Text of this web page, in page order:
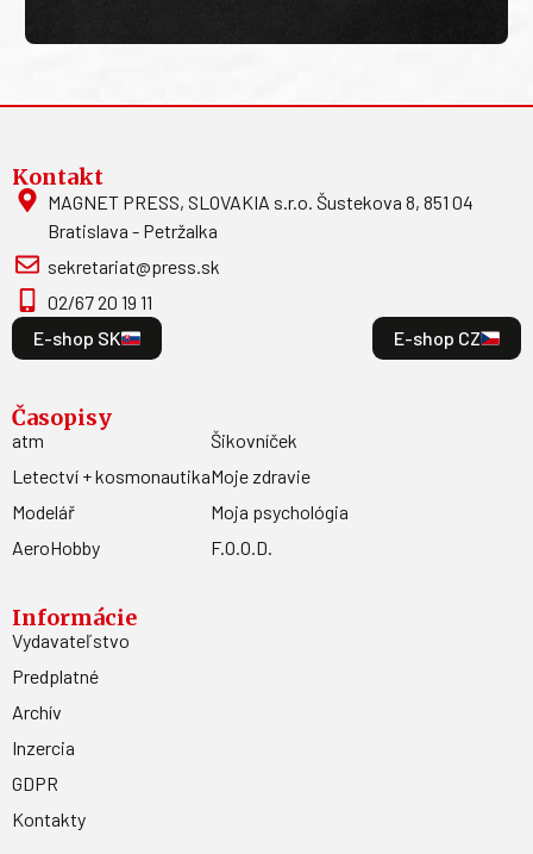
Kontakt
MAGNET PRESS, SLOVAKIA s.r.o. Šustekova 8, 851 04
Bratislava - Petržalka
sekretariat@press.sk
02/67 20 19 11
E-shop SK
E-shop CZ
Časopisy
atm
Letectví + kosmonautika
Modelář
AeroHobby
Šikovníček
Moje zdravie
Moja psychológia
F.O.O.D.
Informácie
Vydavateľstvo
Predplatné
Archív
Inzercia
GDPR
Kontakty